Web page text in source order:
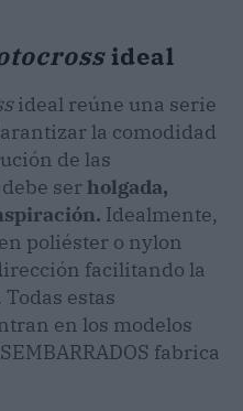
ideal
ideal reúne una serie
la comodidad
de las
serholgada,
Idealmente,
poliéster o nylon
facilitando la
estas
en los modelos
fabrica